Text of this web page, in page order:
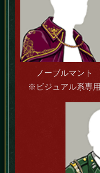
ノーブルマント
※ビジュアル系専用